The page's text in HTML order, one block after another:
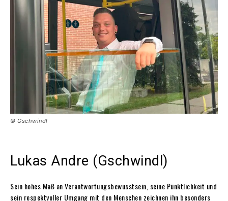
© Gschwindl
Lukas Andre (Gschwindl)
Sein hohes Maß an Verantwortungsbewusstsein, seine Pünktlichkeit und
sein respektvoller Umgang mit den Menschen zeichnen ihn besonders